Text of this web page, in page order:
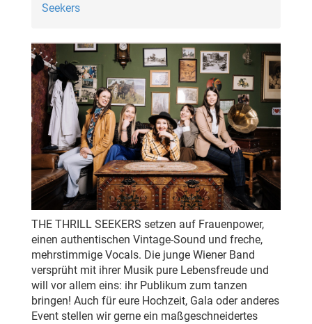
Seekers
THE THRILL SEEKERS setzen auf Frauenpower,
einen authentischen Vintage-Sound und freche,
mehrstimmige Vocals. Die junge Wiener Band
versprüht mit ihrer Musik pure Lebensfreude und
will vor allem eins: ihr Publikum zum tanzen
bringen! Auch für eure Hochzeit, Gala oder anderes
Event stellen wir gerne ein maßgeschneidertes